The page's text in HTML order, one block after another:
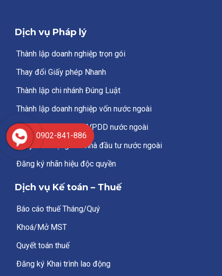
Dịch vụ Pháp lý
Thành lập doanh nghiệp trọn gói
Thay đổi Giấy phép Nhanh
Thành lập chi nhánh Đúng Luật
Thành lập doanh nghiệp vốn nước ngoài
Thành lập chi nhánh/VPDD nước ngoài
Chuyển nhượng cho nhà đầu tư nước ngoài
Đăng ký nhãn hiệu độc quyền
Dịch vụ Kế toán – Thuế
Báo cáo thuế Tháng/Quý
Khoá/Mở MST
Quyết toán thuế
Đăng ký Khai trình lao động
0902-841-886